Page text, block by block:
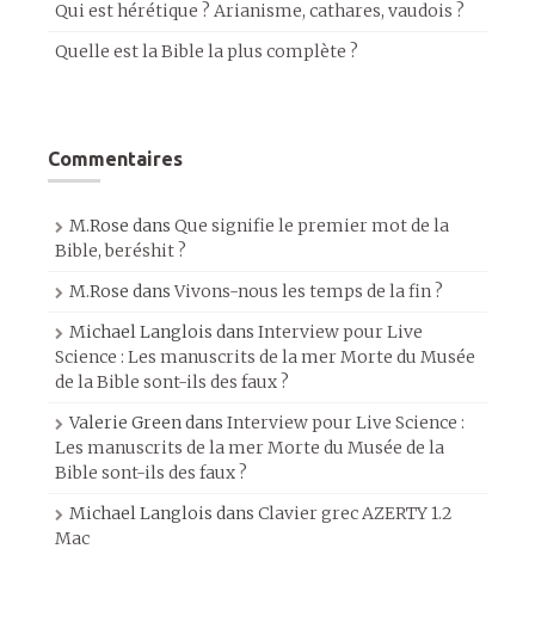
Qui est hérétique ? Arianisme, cathares, vaudois ?
Quelle est la Bible la plus complète ?
Commentaires
M.Rose dans Que signifie le premier mot de la
Bible, beréshit ?
M.Rose dansVivons-nous les temps de la fin ?
Michael Langlois dans Interview pour Live
Science : Les manuscrits de la mer Morte du Musée
de la Bible sont-ils des faux ?
Valerie Greendans Interview pour Live Science :
Les manuscrits de la mer Morte du Musée de la
Bible sont-ils des faux ?
Michael Langlois dans Clavier grec AZERTY 1.2
Mac